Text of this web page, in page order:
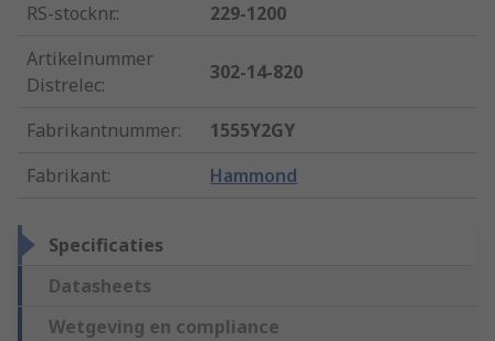
RS-stocknr.:
229-1200
Artikelnummer
Distrelec:
302-14-820
Fabrikantnummer:
1555Y2GY
Fabrikant: Hammond
Specificaties
Datasheets
Wetgeving en compliance